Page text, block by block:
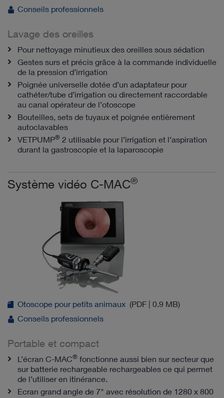
Conseils professionnels
Lavage des oreilles
Pour nettoyage minutieux des oreilles sous sédation
Gestes surs et précis grâce à la commande individuelle
de la pression d’irrigation
Poignée universelle dotée d’un adaptateur pour
cathéter/tube d’irrigation ou directement raccordable
au canal opérateur de l’otoscope
Bouteilles, sets de tuyaux et poignée entièrement
autoclavables
VETPUMP® 2 utilisable pour l’irrigation et l’aspiration
durant la gastroscopie et la laparoscopie
Système vidéo C-MAC®
Otoscope pour petits animaux (PDF | 0.9 MB)
Conseils professionnels
Portable et compact
L’écran C-MAC® fonctionne aussi bien sur secteur que
sur batterie rechargeable rechargeables ce qui permet
de l’utiliser en itinérance.
Ecran grand angle de 7" avec résolution de 1280 x 800